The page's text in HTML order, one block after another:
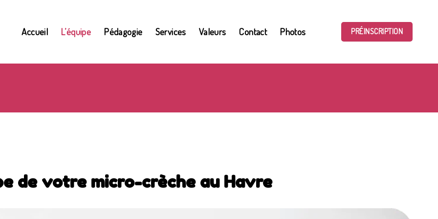
Accueil L’équipe Pédagogie Services Valeurs Contact Photos PRÉINSCRIPTION
de votre micro-crèche au Havre